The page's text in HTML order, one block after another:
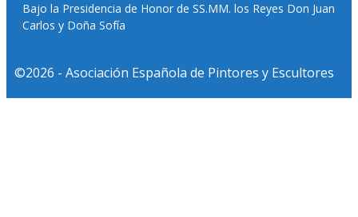
Bajo la Presidencia de Honor de SS.MM. los Reyes Don Juan
Carlos y Doña Sofía
©2026 - Asociación Española de Pintores y Escultores